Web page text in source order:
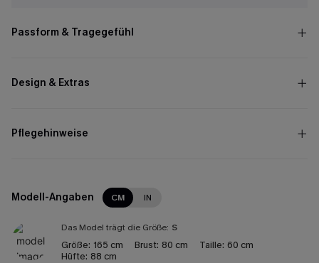
Passform & Tragegefühl
Design & Extras
Pflegehinweise
Modell-Angaben CM IN
Das Model trägt die Größe: S
Größe: 165 cm Brust: 80 cm Taille: 60 cm
Hüfte: 88 cm